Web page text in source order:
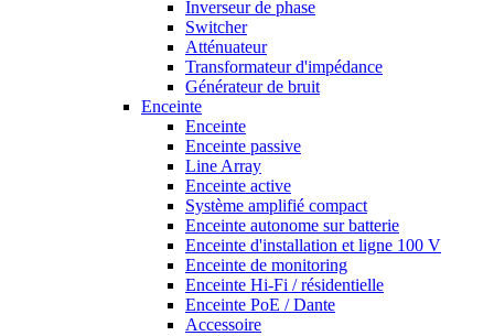
Inverseur de phase
Switcher
Atténuateur
Transformateur d'impédance
Générateur de bruit
Enceinte
Enceinte
Enceinte passive
Line Array
Enceinte active
Système amplifié compact
Enceinte autonome sur batterie
Enceinte d'installation et ligne 100 V
Enceinte de monitoring
Enceinte Hi-Fi / résidentielle
Enceinte PoE / Dante
Accessoire